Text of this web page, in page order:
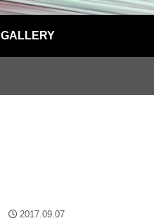
GALLERY
2017.09.07